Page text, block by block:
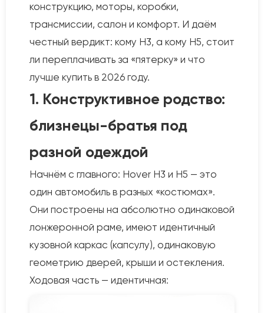
конструкцию, моторы, коробки,
трансмиссии, салон и комфорт. И даём
честный вердикт: кому H3, а кому H5, стоит
ли переплачивать за «пятерку» и что
лучше купить в 2026 году.
1. Конструктивное родство:
близнецы-братья под
разной одеждой
Начнём с главного: Hover H3 и H5 — это
один автомобиль в разных «костюмах».
Они построены на абсолютно одинаковой
лонжеронной раме, имеют идентичный
кузовной каркас (капсулу), одинаковую
геометрию дверей, крыши и остекления.
Ходовая часть — идентичная: